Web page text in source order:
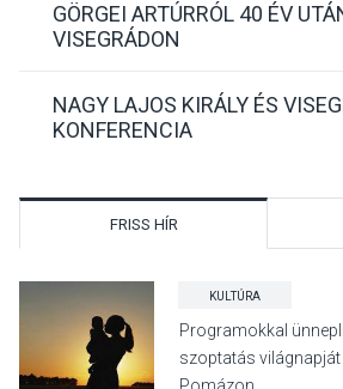
GÖRGEI ARTÚRRÓL 40 ÉV
VISEGRÁDON
NAGY LAJOS KIRÁLY ÉS
KONFERENCIA
FRISS HÍR
KULTÚRA
Programokkal
szoptatás világnapját